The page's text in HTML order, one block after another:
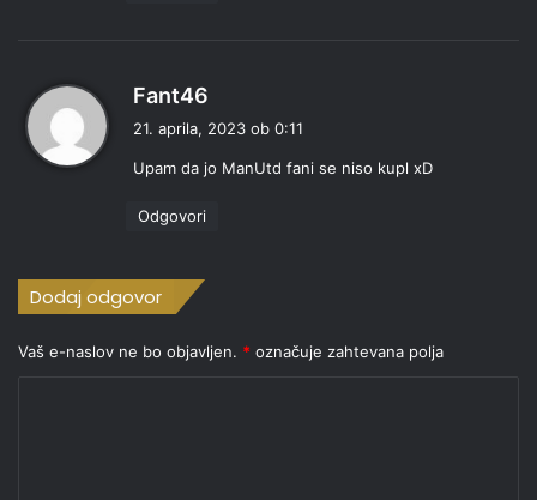
Fant46
v
21. aprila, 2023 ob 0:11
Upam da jo ManUtd fani se niso kupl xD
Odgovori
Dodaj odgovor
Vaš e-naslov ne bo objavljen. * označuje zahtevana polja